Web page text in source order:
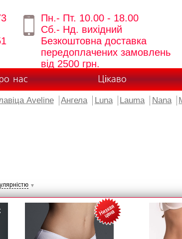
Пн.- Пт. 10.00 - 18.00
Сб.- Нд. вихідний
Безкоштовна доставка
передоплачених замовлень
від 2500 грн.
нас Цікаво
Aveline Ангела Luna Lauma Nana
▼